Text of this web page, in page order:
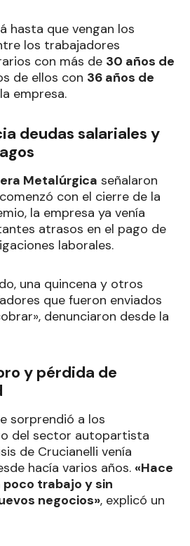
hasta que vengan los
los trabajadores
con más de 30 años de
de ellos con 36 años de
empresa.
deudas salariales y
Metalúrgica señalaron
con el cierre de la
la empresa ya venía
atrasos en el pago de
laborales.
una quincena y otros
que fueron enviados
denunciaron desde la
y pérdida de
sorprendió a los
del sector autopartista
de Crucianelli venía
hacía varios años. «Hace
trabajo y sin
negocios», explicó un